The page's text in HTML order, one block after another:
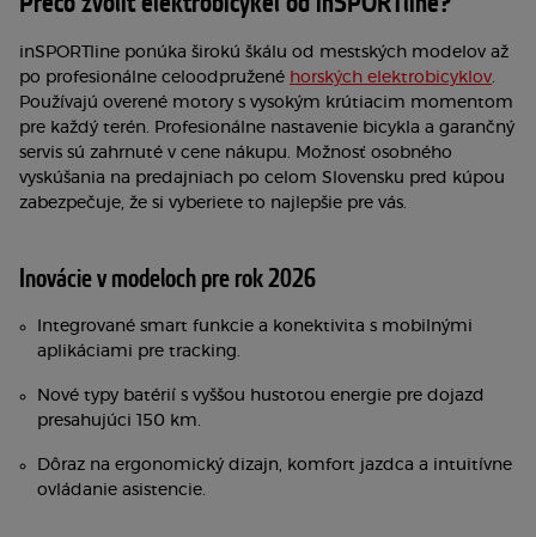
inSPORTline ponúka širokú škálu od mestských modelov až
po profesionálne celoodpružené horských elektrobicyklov.
Používajú overené motory s vysokým krútiacim momentom
pre každý terén. Profesionálne nastavenie bicykla a garančný
servis sú zahrnuté v cene nákupu. Možnosť osobného
vyskúšania na predajniach po celom Slovensku pred kúpou
zabezpečuje, že si vyberiete to najlepšie pre vás.
Inovácie v modeloch pre rok 2026
Integrované smart funkcie a konektivita s mobilnými
aplikáciami pre tracking.
Nové typy batérií s vyššou hustotou energie pre dojazd
presahujúci 150 km.
Dôraz na ergonomický dizajn, komfort jazdca a intuitívne
ovládanie asistencie.